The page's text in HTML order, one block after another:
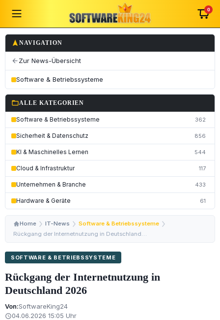
0
navigation NAVIGATION
arrow_back Zur News-Übersicht
Software & Betriebssysteme
folder_openALLE KATEGORIEN
Software & Betriebssysteme 362
Sicherheit & Datenschutz 856
KI & Maschinelles Lernen 544
Cloud & Infrastruktur 117
Unternehmen & Branche 433
Hardware & Geräte 61
Home IT-News
Software & Betriebssysteme
Rückgang der Internetnutzung in Deutschland 2026
SOFTWARE & BETRIEBSSYSTEME
Rückgang der Internetnutzung in
Deutschland 2026
Von:SoftwareKing24
schedule04.06.2026 15:05 Uhr